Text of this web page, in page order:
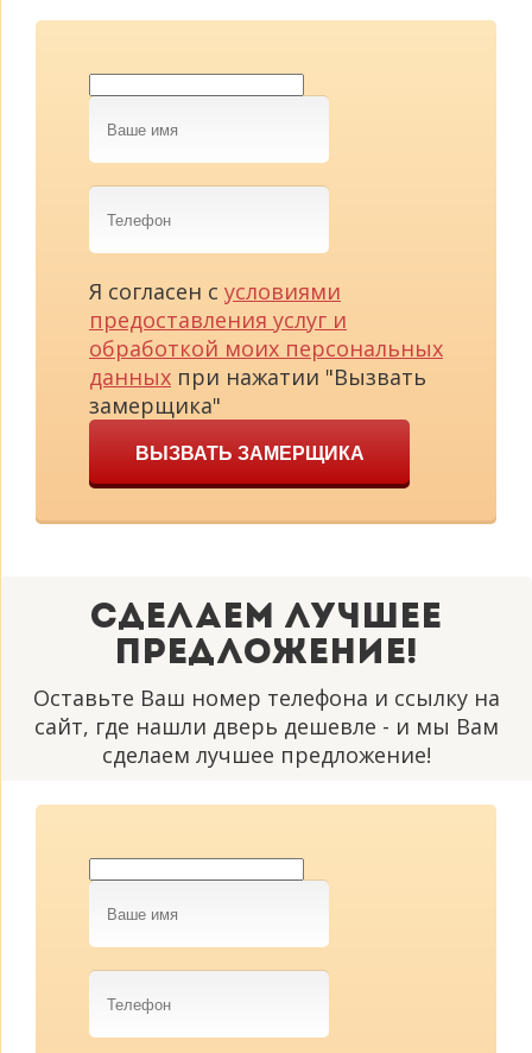
Ваше
имя
Телефон
Я согласен с условиями
предоставления услуг и
обработкой моих персональных
данных при нажатии "Вызвать
замерщика"
ВЫЗВАТЬ ЗАМЕРЩИКА
Сделаем лучшее
предложение!
Оставьте Ваш номер телефона и ссылку на
сайт, где нашли дверь дешевле - и мы Вам
сделаем лучшее предложение!
Ваше
имя
Телефон